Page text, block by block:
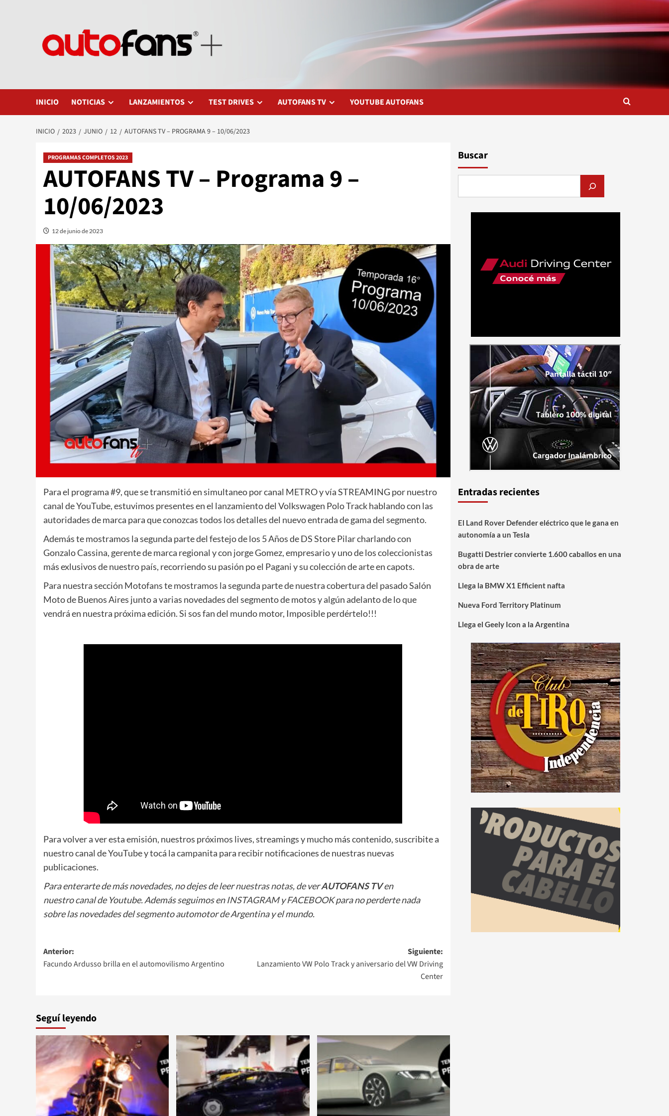
INICIO NOTICIAS LANZAMIENTOS TEST DRIVES AUTOFANS TV YOUTUBE AUTOFANS
INICIO 2023 JUNIO 12 AUTOFANS TV – PROGRAMA 9 – 10/06/2023
PROGRAMAS COMPLETOS 2023
AUTOFANS TV – Programa 9 –
10/06/2023
12 de junio de 2023
Para el programa #9, que se transmitió en simultaneo por canal METRO y vía STREAMING por nuestro
canal de YouTube, estuvimos presentes en el lanzamiento del Volkswagen Polo Track hablando con las
autoridades de marca para que conozcas todos los detalles del nuevo entrada de gama del segmento.
Además te mostramos la segunda parte del festejo de los 5 Años de DS Store Pilar charlando con
Gonzalo Cassina, gerente de marca regional y con jorge Gomez, empresario y uno de los coleccionistas
más exlusivos de nuestro país, recorriendo su pasión po el Pagani y su colección de arte en capots.
Para nuestra sección Motofans te mostramos la segunda parte de nuestra cobertura del pasado Salón
Moto de Buenos Aires junto a varias novedades del segmento de motos y algún adelanto de lo que
vendrá en nuestra próxima edición. Si sos fan del mundo motor, Imposible perdértelo!!!
Para volver a ver esta emisión, nuestros próximos lives, streamings y mucho más contenido, suscribite a
nuestro canal de YouTube y tocá la campanita para recibir notificaciones de nuestras nuevas
publicaciones.
Para enterarte de más novedades, no dejes de leernuestras notas, de verAUTOFANS TVen
nuestro canal de Youtube. Además seguimos enINSTAGRAMyFACEBOOKpara no perderte nada
sobre las novedades del segmento automotor de Argentina y el mundo.
Navegación
de
Anterior:
Facundo Ardusso brilla en el automovilismo Argentino
Siguiente:
Lanzamiento VW Polo Track y aniversario del VW Driving
Center
Seguí leyendo
Buscar
Entradas recientes
El Land Rover Defender eléctrico que le gana en
autonomía a un Tesla
Bugatti Destrier convierte 1.600 caballos en una
obra de arte
Llega la BMW X1 Efficient nafta
Nueva Ford Territory Platinum
Llega el Geely Icon a la Argentina